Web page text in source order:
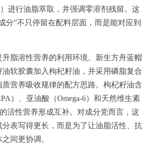
）进行油脂萃取，并强调零溶剂残留。这
分”不只停留在配料层面，而是能对应到
升脂溶性营养的利用环境。新生方舟蓝帽
软胶囊加入枸杞籽油，并采用磷脂复合
营养吸收规律的配方思路。枸杞籽油含
）、亚油酸（Omega-6）和天然维生素
活性营养形成互补。对成分党而言，这
表写得更长，而是为了让油脂活性、抗
间更协调。